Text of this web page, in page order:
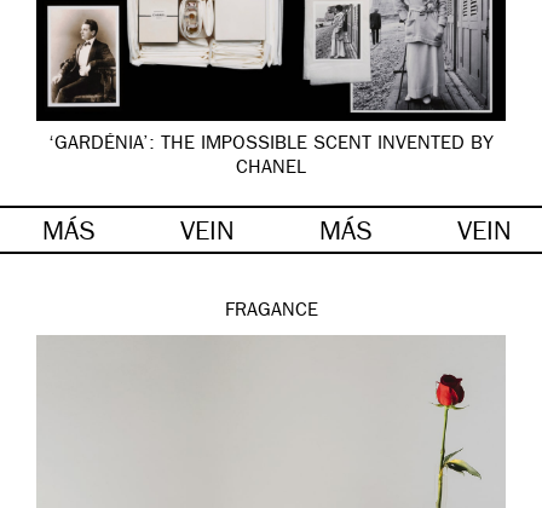
‘GARDÉNIA’: THE IMPOSSIBLE SCENT INVENTED BY
CHANEL
MÁS VEIN MÁS VEIN
FRAGANCE